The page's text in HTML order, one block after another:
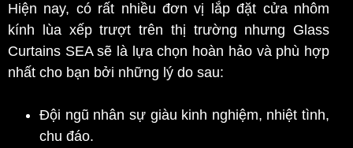
Hiện nay, có rất nhiều đơn vị lắp đặt cửa nhôm
kính lùa xếp trượt trên thị trường nhưng G lass
Curtains SEA sẽ là lựa chọn hoàn hảo và phù hợp
nhất cho bạn bởi những lý do sau:
Đội ngũ nhân sự giàu kinh nghiệm, nhiệt tình,
chu đáo.